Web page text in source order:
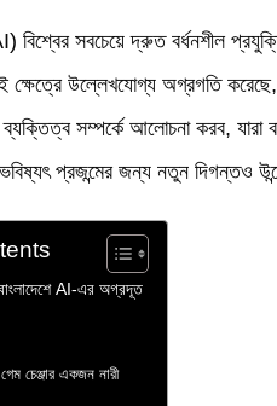
বিশ্বের সবচেয়ে দ্রুত বর্ধনশীল
উল্লেখযোগ্য অগ্রগতি করেছে,
সম্পর্কে আলোচনা করব, যারা
প্রজন্মের জন্য নতুন দিগন্তও
AI-এর অগ্রদূত
চেঞ্জার একজন নারী